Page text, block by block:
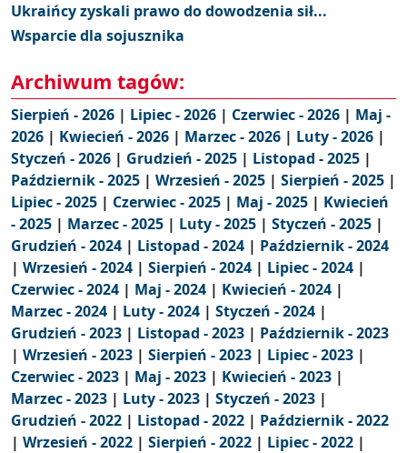
Ukraińcy zyskali prawo do dowodzenia sił...
Wsparcie dla sojusznika
Archiwum tagów:
Sierpień - 2026 | Lipiec - 2026 | Czerwiec - 2026 | Maj -
2026 | Kwiecień - 2026 | Marzec - 2026 | Luty - 2026 |
Styczeń - 2026 | Grudzień - 2025 | Listopad - 2025 |
Październik - 2025 | Wrzesień - 2025 | Sierpień - 2025 |
Lipiec - 2025 | Czerwiec - 2025 | Maj - 2025 | Kwiecień
- 2025 | Marzec - 2025 | Luty - 2025 | Styczeń - 2025 |
Grudzień - 2024 | Listopad - 2024 | Październik - 2024
| Wrzesień - 2024 | Sierpień - 2024 | Lipiec - 2024 |
Czerwiec - 2024 | Maj - 2024 | Kwiecień - 2024 |
Marzec - 2024 | Luty - 2024 | Styczeń - 2024 |
Grudzień - 2023 | Listopad - 2023 | Październik - 2023
| Wrzesień - 2023 | Sierpień - 2023 | Lipiec - 2023 |
Czerwiec - 2023 | Maj - 2023 | Kwiecień - 2023 |
Marzec - 2023 | Luty - 2023 | Styczeń - 2023 |
Grudzień - 2022 | Listopad - 2022 | Październik - 2022
| Wrzesień - 2022 | Sierpień - 2022 | Lipiec - 2022 |